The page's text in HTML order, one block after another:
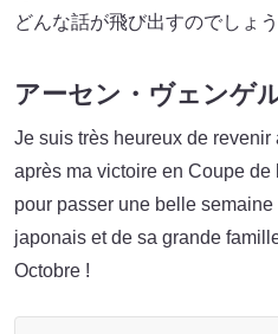
どんな話が飛び出すのでしょう
アーセン・ヴェンゲ
Je suis très heureux de
après ma victoire en Coupe de
pour passer une belle semaine
japonais et de sa grande
Octobre !